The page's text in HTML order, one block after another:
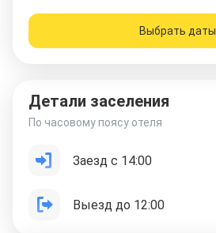
Выбрать даты
Детали заселения
По часовому поясу отеля
Заезд с 14:00
Выезд до 12:00